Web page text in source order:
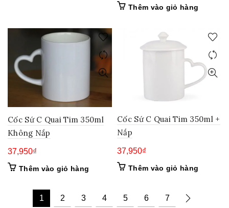
Thêm vào giỏ hàng
Cốc Sứ C Quai Tim 350ml
Không Nắp
37,950₫
Thêm vào giỏ hàng
Cốc Sứ C Quai Tim 350ml +
Nắp
37,950₫
Thêm vào giỏ hàng
1 2 3 4 5 6 7